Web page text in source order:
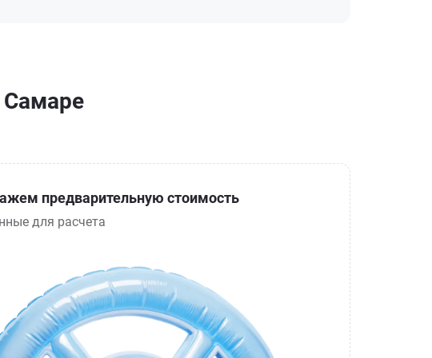
Самаре
предварительную стоимость
для расчета